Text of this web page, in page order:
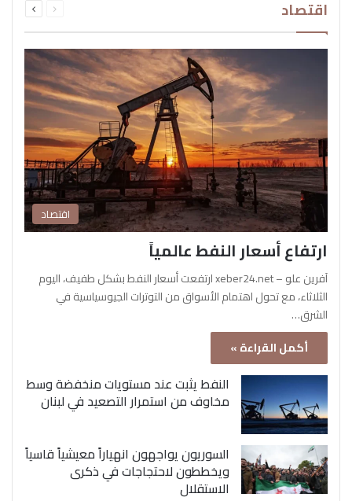
اقتصاد الصفحةالصفحة
اقتصاد
ارتفاع أسعار النفط عالمياً
آفرين علو – xeber24.net ارتفعت أسعار النفط بشكل طفيف، اليوم
الثلاثاء، مع تحول اهتمام الأسواق من التوترات الجيوسياسية في
الشرق…
أكمل القراءة »
النفط يثبت عند مستويات منخفضة وسط
مخاوف من استمرار التصعيد في لبنان
السوريون يواجهون انهياراً معيشياً قاسياً
ويخططون لاحتجاجات في ذكرى
الاستقلال